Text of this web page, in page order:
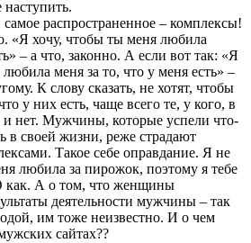
наступить.
распространенное – комплексы!
«Я хочу, чтобы ты меня любила
– а что, законно. А если вот так: «Я
меня за то, что у меня есть» –
К слову сказать, не хотят, чтобы
у них есть, чаще всего те, у кого, в
нет. Мужчины, которые успели что-
в своей жизни, реже страдают
Такое себе оправдание. Я не
любила за пирожок, поэтому я тебе
как. А о том, что женщины
деятельности мужчины – так
им тоже неизвестно. И о чем
сайтах??